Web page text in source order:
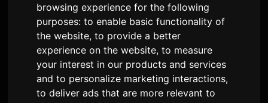
browsing experience for the following
purposes:to enable basic functionality of
the website,to provide a better
experience on the website,to measure
your interest in our products and services
and to personalize marketing interactions,
to deliver ads that are more relevant to
มังงะ 'Kimi to Uchuu wo
Aruku Tame ni' ปล่อยวิดีโอคอล
แลบกับ BUMP OF CHICKEN